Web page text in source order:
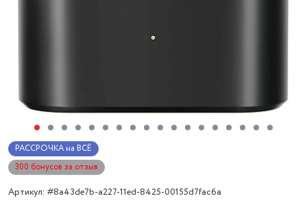
РАССРОЧКА на ВСЁ
300 бонусов за отзыв
Артикул: #8a43de7b-a227-11ed-8425-00155d7fac6a